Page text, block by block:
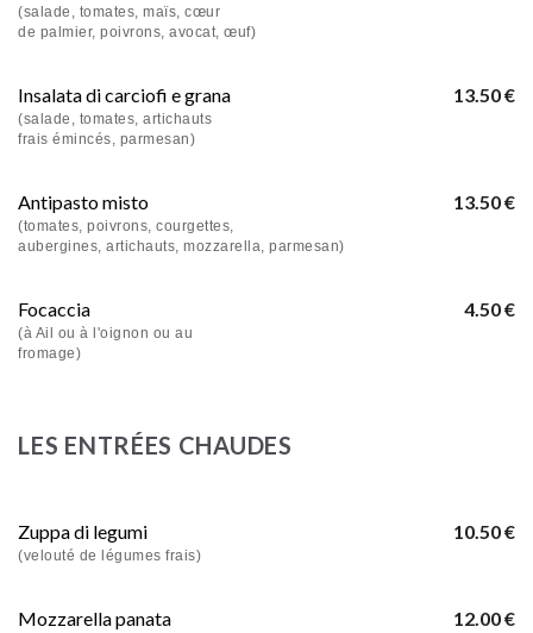
(salade, tomates, maïs, cœur
de palmier, poivrons, avocat, œuf)
13.50 €
Insalata di carciofi e grana
(salade, tomates, artichauts
frais émincés, parmesan)
13.50 €
Antipasto misto
(tomates, poivrons, courgettes,
aubergines, artichauts, mozzarella, parmesan)
4.50 €
Focaccia
(à Ail ou à l'oignon ou au
fromage)
LES ENTRÉES CHAUDES
10.50 €
Zuppa di legumi
(velouté de légumes frais)
12.00 €
Mozzarella panata